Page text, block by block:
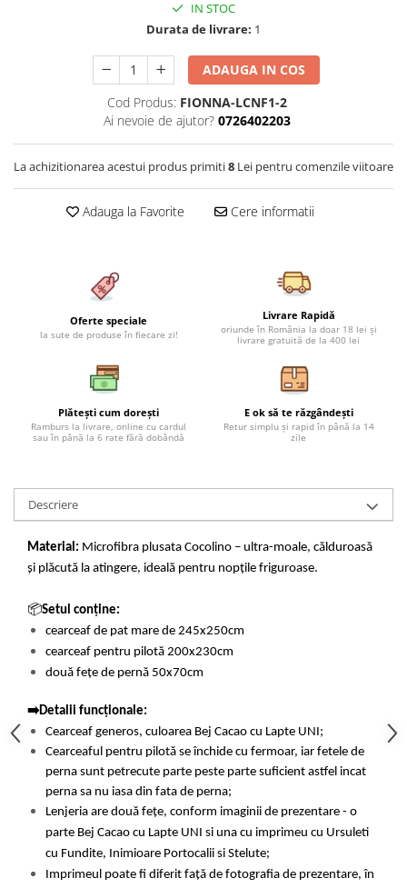
Cearceaf cu elastic 4 piese
Cearceaf normal 6 piese
Lenjerii Catifea
Cearceaf cu elastic
Cearceaf normal
Bumbac Neted Nesatinat
Bumbac 100% Poplin Hobby
Bumbac 100%
Lenjerii Jacquard
Lenjerii Matase
Lenjerii Creponate
Lenjerii pentru PASTE
Set Lenjerie + Draperii Pat Dublu
Huse De Pat Tricotate 160x200cm
Huse De Pat Tricotate 180x200cm
Huse Impermeabile
Huse Impermeabile 160x200cm
Huse Impermeabile 180x200cm
IN STOC
Durata de livrare: 1
ADAUGA IN COS
Cod Produs: FIONNA-LCNF1-2
Ai nevoie de ajutor? 0726402203
La achizitionarea acestui produs primiti8 Lei pentru comenzile viitoare
Adauga la Favorite Cere informatii
Oferte speciale
la sute de produse în fiecare zi!
Livrare Rapidă
oriunde în România la doar 18 lei și
livrare gratuită de la 400 lei
Plătești cum dorești
Ramburs la livrare, online cu cardul
sau în până la 6 rate fără dobândă
E ok să te răzgândești
Retur simplu și rapid în până la 14
zile
Descriere
Material: Microfibra plusata Cocolino – ultra-moale, călduroasă
și plăcută la atingere, ideală pentru nopțile friguroase.
📦Setul conține:
cearceaf de pat mare de 245x250cm
cearceaf pentru pilotă 200x230cm
două fețe de pernă 50x70cm
➡️Detalii funcționale:
Cearceaf generos, culoarea Bej Cacao cu Lapte UNI;
Cearceaful pentru pilotă se închide cu fermoar, iar fetele de
perna sunt petrecute parte peste parte suficient astfel incat
perna sa nu iasa din fata de perna;
Lenjeria are două fețe, conform imaginii de prezentare - o
parte Bej Cacao cu Lapte UNI si una cu imprimeu cu Ursuleti
cu Fundite, Inimioare Portocalii si Stelute;
Imprimeul poate fi diferit față de fotografia de prezentare, în